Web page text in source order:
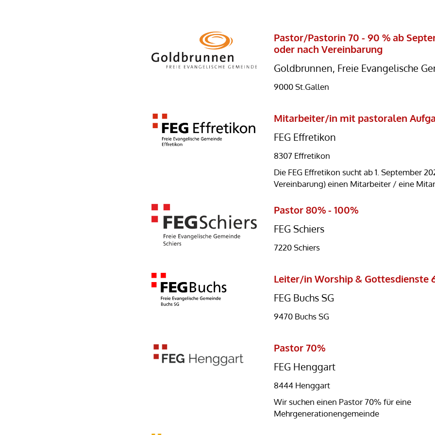
Pastor/Pastorin 70 - 90 % ab
oder nach Vereinbarung
Goldbrunnen, Freie Evangelische
9000 St.Gallen
Mitarbeiter/in mit pastoralen
FEG Effretikon
8307 Effretikon
Die FEG Effretikon sucht ab 1. September
Vereinbarung) einen Mitarbeiter / eine
Pastor 80% - 100%
FEG Schiers
7220 Schiers
Leiter/in Worship & Gottesdienste
FEG Buchs SG
9470 Buchs SG
Pastor 70%
FEG Henggart
8444 Henggart
Wir suchen einen Pastor 70% für eine
Mehrgenerationengemeinde